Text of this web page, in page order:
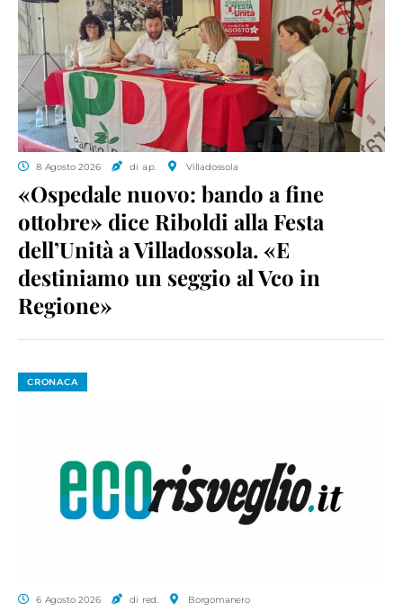
8 Agosto 2026 di a.p. Villadossola
«Ospedale nuovo: bando a fine
ottobre» dice Riboldi alla Festa
dell’Unità a Villadossola. «E
destiniamo un seggio al Vco in
Regione»
CRONACA
6 Agosto 2026 di red. Borgomanero